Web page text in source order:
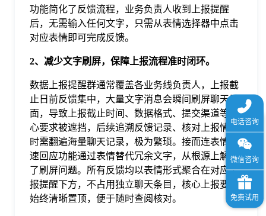
功能简化了反馈流程，业务负责人收到上报提醒
后，无需输入任何文字，只需从表情选择器中点击
对应表情即可完成反馈。
2、减少文字刷屏，保障上报流程准时闭环。
数据上报提醒群通常覆盖各业务线负责人，上报截
止日前反馈集中，大量文字消息会瞬间刷屏聊天界
面，导致上报截止时间、数据格式、提交渠道等核
心要求被遮挡，后续追溯反馈记录、核对上报情况
时需翻遍海量聊天记录，极为繁琐。接而连表情快
速回应功能通过表情替代冗余文字，从根源上解决
了刷屏问题。所有反馈均以表情形式聚合在对应上
报提醒下方，不占用独立聊天条目，核心上报要求
始终清晰置顶，便于随时查阅核对。